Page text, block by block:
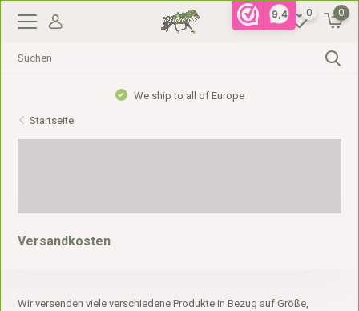
9,4 0 0
Gratis verzending vanaf €99,- in NL, €110,- in BE
Startseite
Versandkosten
Wir versenden viele verschiedene Produkte in Bezug auf Größe,